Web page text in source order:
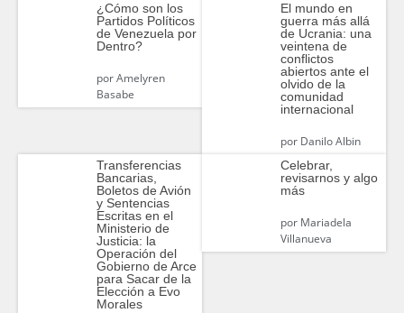
¿Cómo son los
Partidos Políticos
de Venezuela por
Dentro?
porAmelyren
Basabe
El mundo en
guerra más allá
de Ucrania: una
veintena de
conflictos
abiertos ante el
olvido de la
comunidad
internacional
porDanilo Albin
Transferencias
Bancarias,
Boletos de Avión
y Sentencias
Escritas en el
Ministerio de
Justicia: la
Operación del
Gobierno de Arce
para Sacar de la
Elección a Evo
Morales
Celebrar,
revisarnos y algo
más
porMariadela
Villanueva